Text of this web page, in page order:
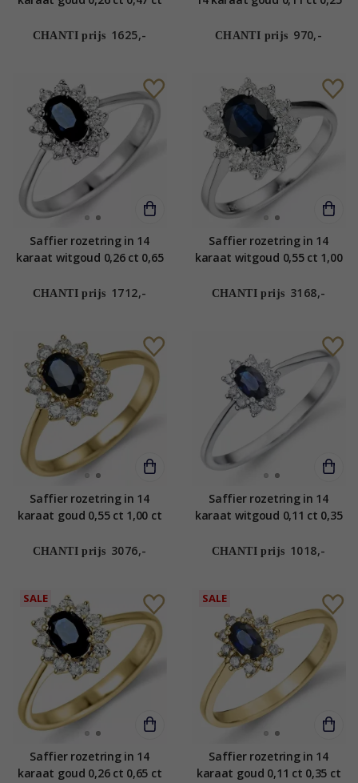
CHANTI prijs 1625,- CHANTI prijs 970,-
Saffier rozetring in 14
karaat witgoud 0,26 ct 0,65
CHANTI prijs 1712,-
Saffier rozetring in 14
karaat witgoud 0,55 ct 1,00
CHANTI prijs 3168,-
Saffier rozetring in 14
karaat goud 0,55 ct 1,00 ct
CHANTI prijs 3076,-
Saffier rozetring in 14
karaat witgoud 0,11 ct 0,35
CHANTI prijs 1018,-
SALE
Saffier rozetring in 14
karaat goud 0,26 ct 0,65 ct
SALE
Saffier rozetring in 14
karaat goud 0,11 ct 0,35 ct